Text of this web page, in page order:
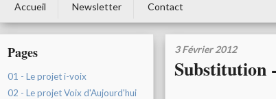
Accueil Newsletter Contact
Pages
01 - Le projet i-voix
02 - Le projet Voix d'Aujourd'hui
3 Février 2012
Substitution